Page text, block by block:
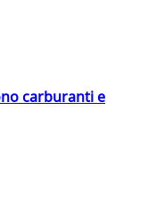
carburanti e